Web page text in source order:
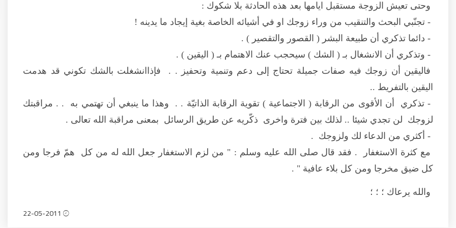
وحتى تعيش الزوجة مستقبل ايامها بعد هذه الحادثة بلا شكوك :
- تجنّبي البحث والتنقيب من وراء زوجك او في أشيائه الخاصة بغية إيجاد ما يدينه !
- دائما تذكري أن طبيعة البشر ( القصور والتقصير ) .
- وتذكري أن الانشغال بـ ( الشك ) سيحجب عنك الاهتمام بـ ( اليقين ) .
فاليقين أن زوجك فيه صفات جميلة تحتاج إلى دعم وتنمية وتحفيز . . فإذاانشغلت بالشك تكوني قد هدمت
اليقين بالتفريط ..
- تذكري أن الأقوى من الرقابة ( الاجتماعية ) تقوية الرقابة الذاتيّة . . وهذا ما ينبغي أن تهتمي به . . مراقبتك
لزوجك لن تجدي شيئا .. لذلك بين فترة واخرى ذكّريه عن طريق الرسائل بمعنى مراقبة الله تعالى .
- أكثري من الدعاء لك ولزوجك .
مع كثرة الاستغفار . فقد قال صلى الله عليه وسلم : " من لزم الاستغفار جعل الله له من كل همّ فرجا ومن
كل ضيق مخرجا ومن كل بلاء عافية " .
والله يرعاك ؛ ؛ ؛